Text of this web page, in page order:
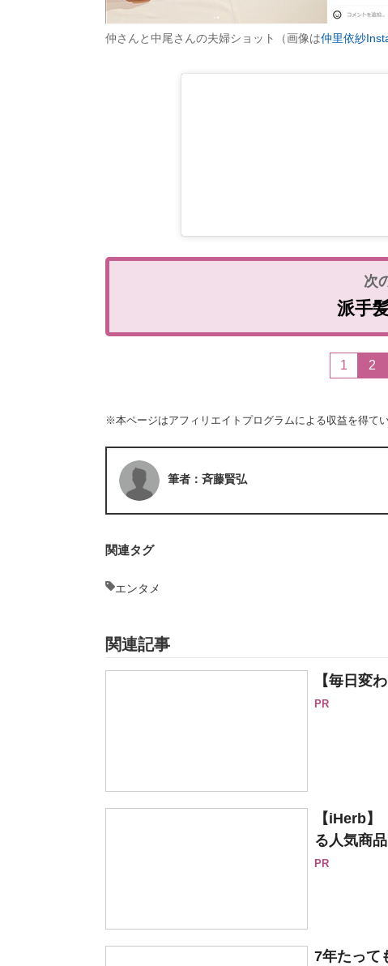
仲さんと中尾さんの夫婦ショット（画像は仲里依紗
派手
1 2
※本ページはアフィリエイトプログラムによる収益を得て
筆者：斉藤賢弘
関連タグ
エンタメ
関連記事
【毎日変
PR
【iHerb
る人気商品
PR
7年たって